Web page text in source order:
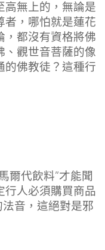
高無上的，無論是
者，哪怕就是蓮花
，都沒有資格將佛
、觀世音菩薩的像
的佛教徒？這種行
爾代飲料”才能聞
行人必須購買商品
法音，這絕對是邪